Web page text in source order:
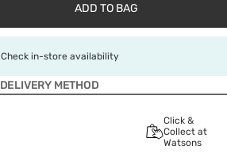
ADD TO BAG
Check in-store availability
DELIVERY METHOD
Click &
Collect at
Watsons